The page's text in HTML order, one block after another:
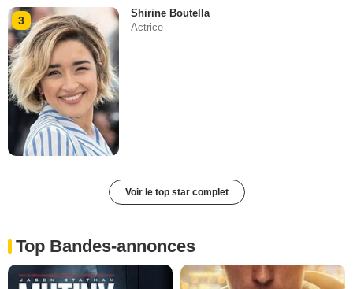
3
Shirine Boutella
Actrice
Voir le top star complet
Top Bandes-annonces